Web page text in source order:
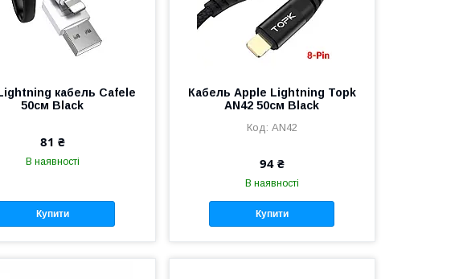
кабель Cafele
50cм Black
81 ₴
В наявності
Купити
Кабель Apple Lightning Topk
AN42 50см Black
AN42
94 ₴
В наявності
Купити